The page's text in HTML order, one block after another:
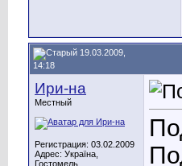
19.03.2009,
14:18
Ири-на
Местный
Регистрация: 03.02.2009
Адрес: Україна,
Гостомель